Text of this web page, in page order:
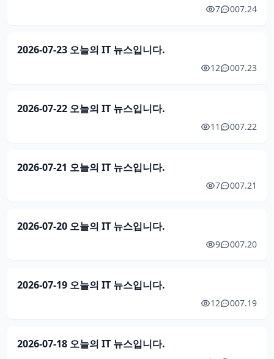
7 007.24
2026-07-23 오늘의 IT 뉴스입니다.
12 007.23
2026-07-22 오늘의 IT 뉴스입니다.
11 007.22
2026-07-21 오늘의 IT 뉴스입니다.
7 007.21
2026-07-20 오늘의 IT 뉴스입니다.
9 007.20
2026-07-19 오늘의 IT 뉴스입니다.
12 007.19
2026-07-18 오늘의 IT 뉴스입니다.